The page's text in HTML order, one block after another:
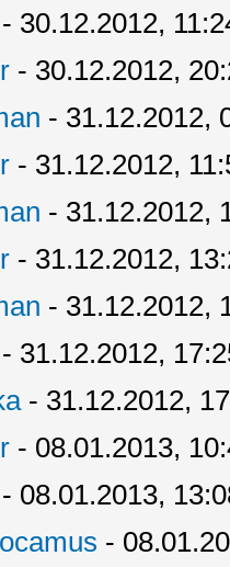
- 30.12.2012,
- 30.12.2012,
- 31.12.2012,
- 31.12.2012,
- 31.12.2012,
- 31.12.2012,
- 31.12.2012,
- 31.12.2012,
- 31.12.2012,
- 08.01.2013,
- 08.01.2013,
-